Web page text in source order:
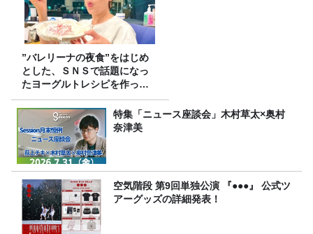
”バレリーナの夜食”をはじめ
とした、ＳＮＳで話題になっ
たヨーグルトレシピを作って
みた！
特集「ニュース座談会」木村草太×奥村
奈津美
空気階段 第9回単独公演 『●●●』 公式ツ
アーグッズの詳細発表！